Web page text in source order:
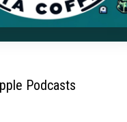
Podcasts